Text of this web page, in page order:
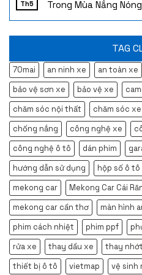
Th5 Trong Mùa Nắng Nóng
TAG
70mai an ninh xe an toàn xe
bảo vệ sơn xe
bảo vệ xe
chăm sóc nội thất
chăm sóc xe
chống nắng
công nghệ xe
công nghệ ô tô
dán phim
hướng dẫn sử dụng
hộp số ô tô
mekong car
Mekong Car Cái
mekong car cần thơ
màn hình
phim cách nhiệt
phim ppf
rửa xe
thay dầu xe thay nhớt
thiết bị ô tô
vietmap vệ sinh